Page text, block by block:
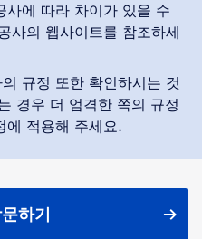
사에 따라 차이가 있을 수
사의 웹사이트를 참조하세
규정 또한 확인하시는 것
경우 더 엄격한 쪽의 규정
에 적용해 주세요.
하기